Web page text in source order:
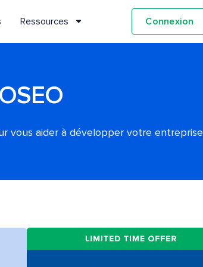
Ressources Connexion
vous aider à développer votre entreprise